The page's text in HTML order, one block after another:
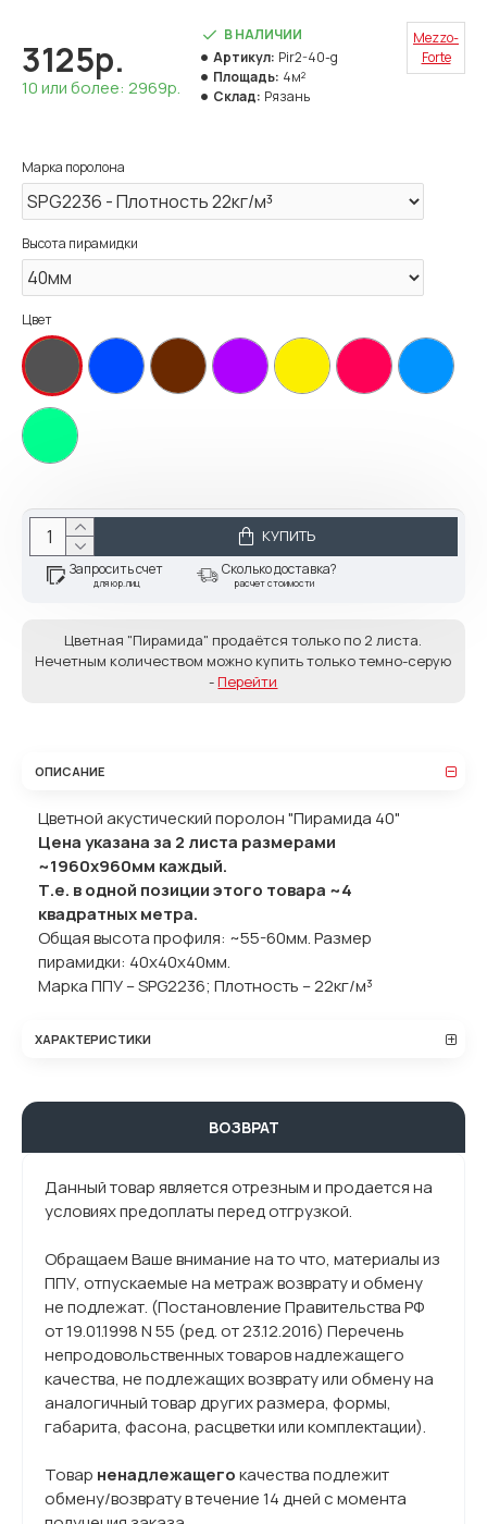
3125р.
10 или более: 2969р.
В НАЛИЧИИ
Артикул: Pir2-40-g
Площадь: 4м²
Склад: Рязань
Mezzo-
Forte
Марка поролона
Высота пирамидки
Цвет
КУПИТЬ
Запросить счет
для юр.лиц
Сколько доставка?
расчет стоимости
Цветная "Пирамида" продаётся только по 2 листа.
Нечетным количеством можно купить только темно-серую
- Перейти
ОПИСАНИЕ
Цветной акустический поролон "Пирамида 40"
Цена указана за 2 листа размерами
~1960х960мм каждый.
Т.е. в одной позиции этого товара ~4
квадратных метра.
Общая высота профиля: ~55-60мм. Размер
пирамидки: 40x40x40мм.
Марка ППУ – SPG2236; Плотность – 22кг/м³
ХАРАКТЕРИСТИКИ
ВОЗВРАТ
Данный товар является отрезным и продается на
условиях предоплаты перед отгрузкой.
Обращаем Ваше внимание на то что, материалы из
ППУ, отпускаемые на метраж возврату и обмену
не подлежат. (Постановление Правительства РФ
от 19.01.1998 N 55 (ред. от 23.12.2016) Перечень
непродовольственных товаров надлежащего
качества, не подлежащих возврату или обмену на
аналогичный товар других размера, формы,
габарита, фасона, расцветки или комплектации).
Товар ненадлежащегокачества подлежит
обмену/возврату в течение 14 дней с момента